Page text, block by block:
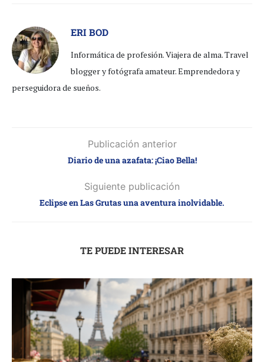
ERI BOD
Informática de profesión. Viajera de alma. Travel
blogger y fotógrafa amateur. Emprendedora y
perseguidora de sueños.
Publicación anterior
Diario de una azafata: ¡Ciao Bella!
Siguiente publicación
Eclipse en Las Grutas una aventura inolvidable.
TE PUEDE INTERESAR